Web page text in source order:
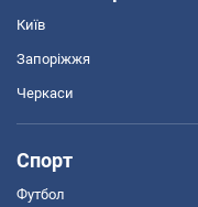
Київ
Запоріжжя
Черкаси
Спорт
Футбол